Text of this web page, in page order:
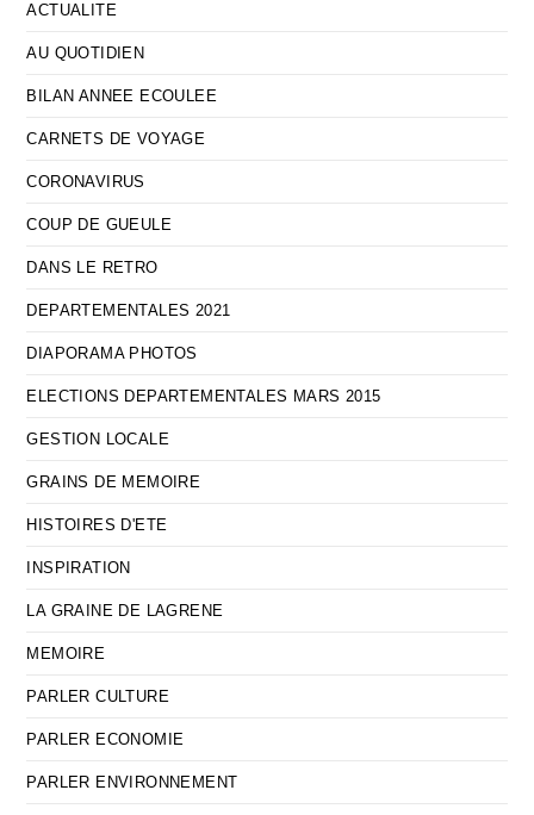
ACTUALITE
AU QUOTIDIEN
BILAN ANNEE ECOULEE
CARNETS DE VOYAGE
CORONAVIRUS
COUP DE GUEULE
DANS LE RETRO
DEPARTEMENTALES 2021
DIAPORAMA PHOTOS
ELECTIONS DEPARTEMENTALES MARS 2015
GESTION LOCALE
GRAINS DE MEMOIRE
HISTOIRES D'ETE
INSPIRATION
LA GRAINE DE LAGRENE
MEMOIRE
PARLER CULTURE
PARLER ECONOMIE
PARLER ENVIRONNEMENT